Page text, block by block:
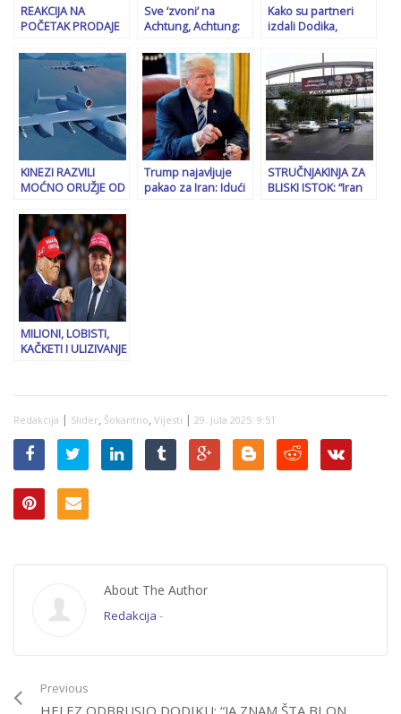
REAKCIJA NA
POČETAK PRODAJE
MANJEM BH.
ENTITETU: “Vlada
RS-a bacila oko na…”
Sve ‘zvoni’ na
Achtung, Achtung:
savjetnica Aurora
Weiss koja se ranije
zvala Zorica Živković
Farina?
Kako su partneri
izdali Dodika,
Stevandić je
iznenađen rekao
samo ‘opa'…
KINEZI RAZVILI
MOĆNO ORUŽJE OD
AMERIKA: “Od ovoga
se gotovo
nemoguće
obraniti…”
Trump najavljuje
pakao za Iran: Idući
STRUČNJAKINJA ZA
BLISKI ISTOK: “Iran
MILIONI, LOBISTI,
KAČKETI I ULIZIVANJE
Dodika na…
Redakcija | Slider, Šokantno, Vijesti | 29. Jula 2025. 9:51
About The Author
Redakcija -
Previous
HELEZ ODBRUSIO DODIKU: “JA ZNAM ŠTA BI ON